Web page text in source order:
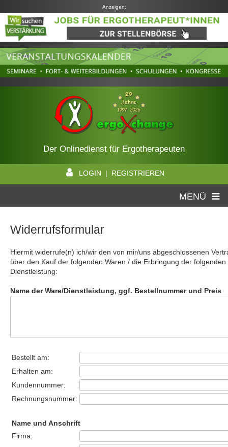
Anzeigen:
Der Onlinedienst für Ergotherapeuten
LOGIN | REGISTRIEREN
MENÜ
Widerrufsformular
Hiermit widerrufe(n) ich/wir den von mir/uns abgeschlossenen
über den Kauf der folgenden Waren / die Erbringung der folgenden
Dienstleistung:
Name der Ware/Dienstleistung, ggf. Bestellnummer und Preis
Bestellt am:
Erhalten am:
Kundennummer:
Rechnungsnummer:
Name und Anschrift
Firma: